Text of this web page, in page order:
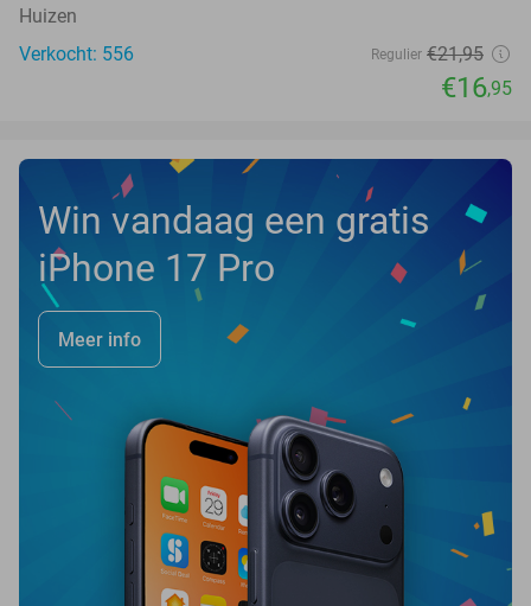
Huizen
Verkocht: 556
Regulier €21,95
€16,95
Win vandaag een gratis
iPhone 17 Pro
Meer info